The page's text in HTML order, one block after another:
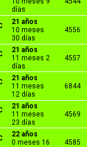
días
21 años
10 meses
30 días
4556
21 años
11 meses 2
días
4557
21 años
11 meses
12 días
6844
21 años
11 meses
23 días
4569
22 años
0 meses 16
4585